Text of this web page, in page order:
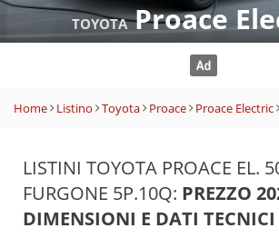
TOYOTAProace
Home Listino Toyota Proace Proace Electric
LISTINI TOYOTA PROACE EL.
FURGONE 5P.10Q: PREZZO
DIMENSIONI E DATI TECNICI